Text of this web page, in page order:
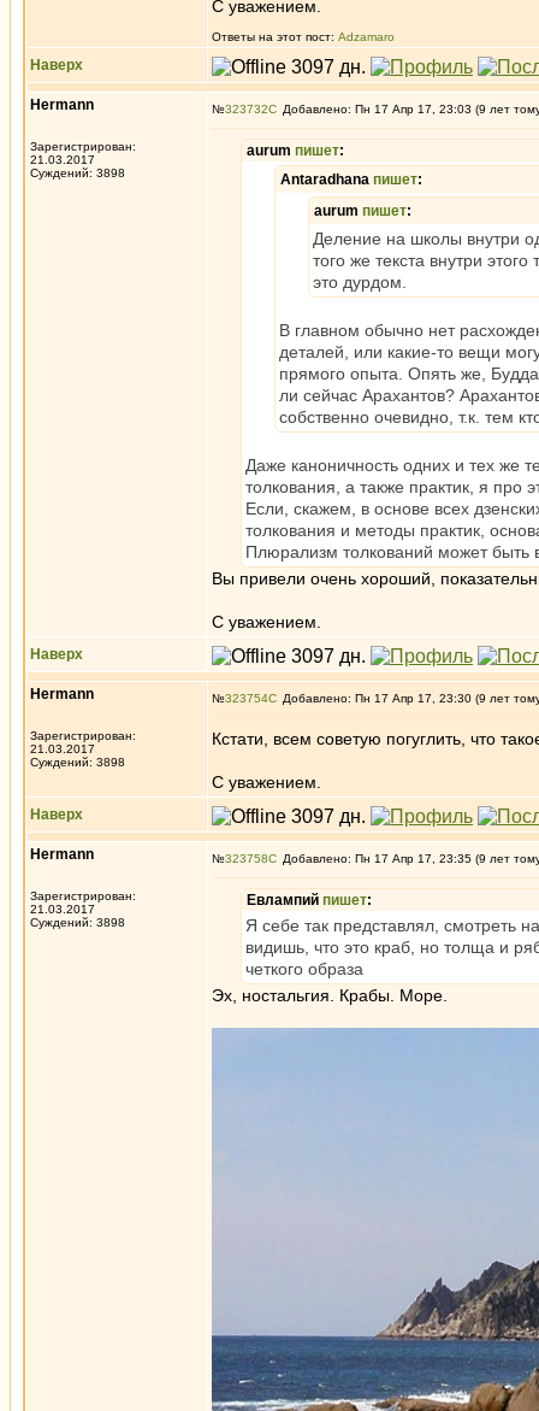
С уважением.
Ответы на этот пост: Adzamaro
Наверх
Hermann
Зарегистрирован:
21.03.2017
Суждений: 3898
№323732 Добавлено: Пн 17 Апр 17, 23:03 (9 лет
aurum пишет:
Antaradhana пишет:
aurum пишет:
Деление на школы внутри
того же текста внутри
это дурдом.
В главном обычно нет
деталей, или какие-то вещи
прямого опыта. Опять же,
ли сейчас Арахантов?
собственно очевидно, т.к. тем
Даже каноничность одних и тех же
толкования, а также практик, я про
Если, скажем, в основе всех
толкования и методы практик,
Плюрализм толкований может быть
Вы привели очень хороший,
С уважением.
Наверх
Hermann
Зарегистрирован:
21.03.2017
Суждений: 3898
№323754 Добавлено: Пн 17 Апр 17, 23:30 (9 лет
Кстати, всем советую погуглить, что
С уважением.
Наверх
Hermann
Зарегистрирован:
21.03.2017
Суждений: 3898
№323758 Добавлено: Пн 17 Апр 17, 23:35 (9 лет
Евлампий пишет:
Я себе так представлял, смотреть
видишь, что это краб, но толща и
четкого образа
Эх, ностальгия. Крабы. Море.